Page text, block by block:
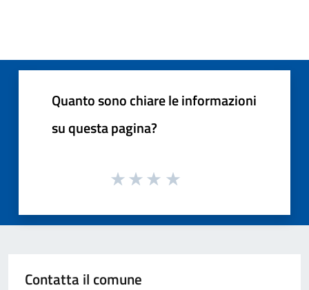
Quanto sono chiare le informazioni
su questa pagina?
Contatta il comune